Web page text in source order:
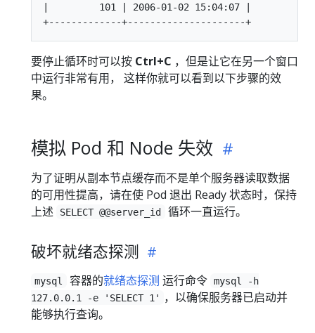
|         101 | 2006-01-02 15:04:07 |
要停止循环时可以按 Ctrl+C ，但是让它在另一个窗口
中运行非常有用， 这样你就可以看到以下步骤的效
果。
模拟 Pod 和 Node 失效
为了证明从副本节点缓存而不是单个服务器读取数据
的可用性提高，请在使 Pod 退出 Ready 状态时，保持
上述
SELECT @@server_id 循环一直运行。
破坏就绪态探测
mysql 容器的就绪态探测 运行命令 mysql -h
127.0.0.1 -e 'SELECT 1'
，以确保服务器已启动并
能够执行查询。